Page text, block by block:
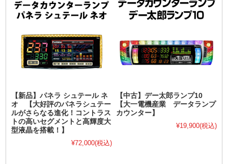
【新品】パネラ シュテール ネ
オ 【大好評のパネラシュテー
ルがさらなる進化！コントラス
トの高いセグメントと高輝度大
型液晶を搭載！】
¥72,000(税込)
【中古】デー太郎ランプ10
【大一電機産業 データランプ
カウンター】
¥19,900(税込)